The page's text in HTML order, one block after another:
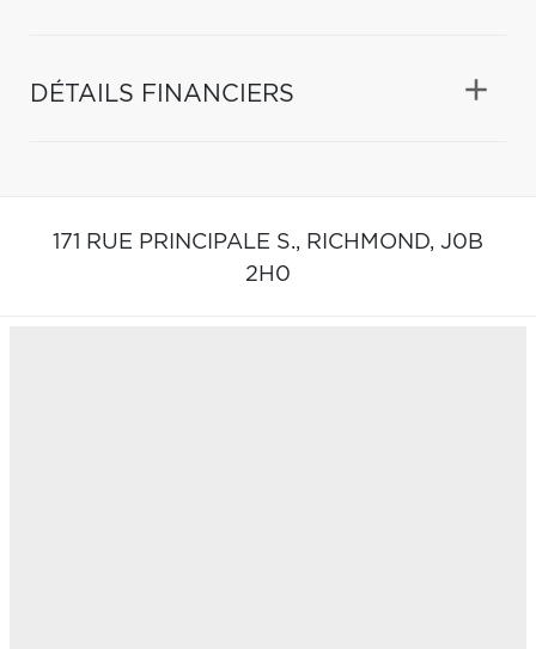
DÉTAILS FINANCIERS
171 RUE PRINCIPALE S., RICHMOND, J0B
2H0